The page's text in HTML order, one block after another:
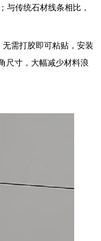
与传统石材线条相比，
需打胶即可粘贴，安装
尺寸，大幅减少材料浪